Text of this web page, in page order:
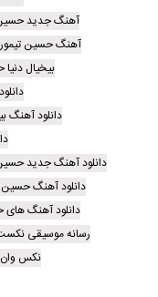
آهنگ جدید حسین
آهنگ حسین
بیخیال
دانلود آهنگ
دانلود آهنگ جدید حسین
دانلود آهنگ حسین
دانلود آهنگ
رسانه موسیقی
نکس